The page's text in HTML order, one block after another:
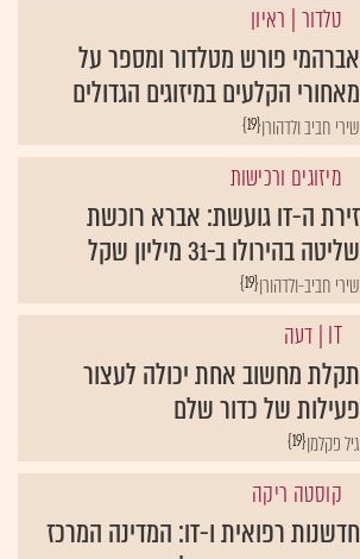
טלדור | ראיון
אברהמי פורש מטלדור ומספר על
מאחורי הקלעים במיזוגים הגדולים
{19}שירי חביב ולדהורן
מיזוגים ורכישות
זירת ה-IT גועשת: אברא רוכשת
שליטה בהירולו ב-31 מיליון שקל
{19}שירי חביב-ולדהורן
IT | דעה
תקלת מחשוב אחת יכולה לעצור
פעילות של כדור שלם
{19}גיל פקלמן
קוסטה ריקה
חדשנות רפואית ו-IT: המדינה המרכז